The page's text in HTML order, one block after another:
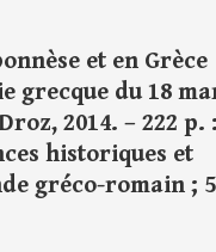
et en Grèce
du 18
2014. – 222 p. :
historiques et
gréco-romain ;